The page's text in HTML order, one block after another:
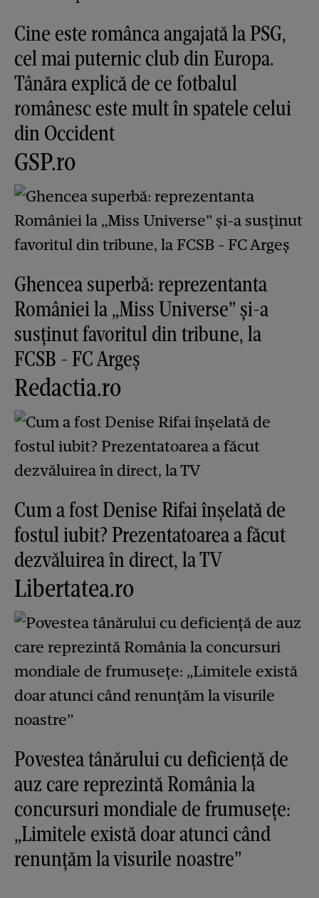
Cine este românca angajată la PSG,
cel mai puternic club din Europa.
Tânăra explică de ce fotbalul
românesc este mult în spatele celui
din Occident
GSP.ro
Ghencea superbă: reprezentanta
României la „Miss Universe” și-a
susținut favoritul din tribune, la
FCSB - FC Argeș
Redactia.ro
Cum a fost Denise Rifai înșelată de
fostul iubit? Prezentatoarea a făcut
dezvăluirea în direct, la TV
Libertatea.ro
Povestea tânărului cu deficiență de
auz care reprezintă România la
concursuri mondiale de frumusețe:
„Limitele există doar atunci când
renunțăm la visurile noastre”